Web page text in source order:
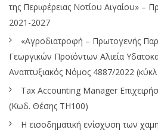
της Περιφέρειας Νοτίου Αιγαίου» –
2021-2027
«Αγροδιατροφή – Πρωτογενής
Γεωργικών Προϊόντων Αλιεία
Αναπτυξιακός Νόμος 4887/2022
Tax Accounting Manager
(Κωδ. Θέσης ΤΗ100)
Η εισοδηματική ενίσχυση των